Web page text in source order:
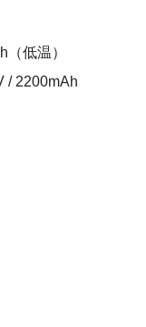
低温）
/ 2200mAh